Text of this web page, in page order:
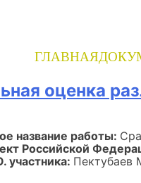
ГЛАВНАЯ
оценка
название работы:
Российской
участника: Пектубаев